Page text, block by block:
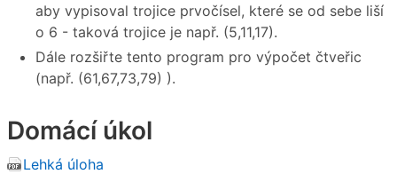
aby vypisoval trojice prvočísel, které se od sebe liší
o 6 - taková trojice je např. (5,11,17).
Dále rozšiřte tento program pro výpočet čtveřic
(např. (61,67,73,79) ).
Domácí úkol
Lehká úloha